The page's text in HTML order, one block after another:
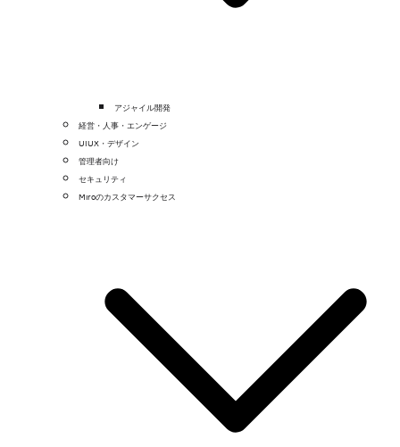
アジャイル開発
経営・人事・エンゲージ
UIUX・デザイン
管理者向け
セキュリティ
Miroのカスタマーサクセス